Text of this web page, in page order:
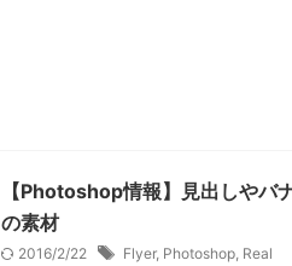
【Photoshop情報】見出しやバ
の素材
2016/2/22 Flyer, Photoshop, Real